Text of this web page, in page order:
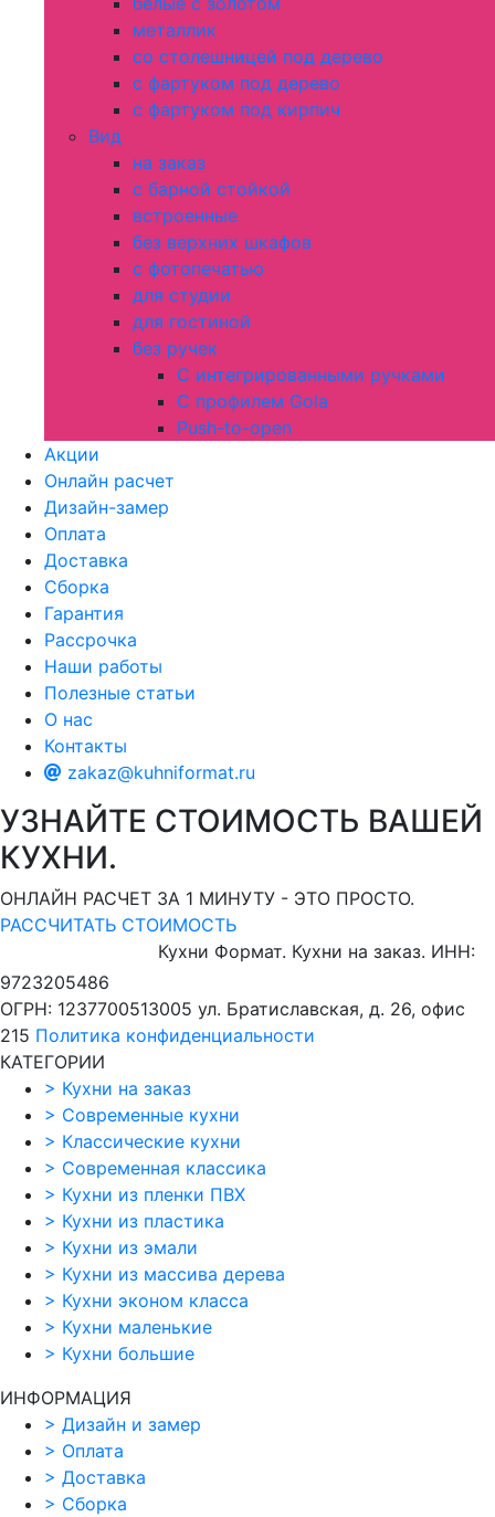
металлик
со столешницей под дерево
с фартуком под дерево
с фартуком под кирпич
Вид
на заказ
с барной стойкой
встроенные
без верхних шкафов
с фотопечатью
для студии
для гостиной
без ручек
С интегрированными ручками
С профилем Gola
Push-to-open
Акции
Онлайн расчет
Дизайн-замер
Оплата
Доставка
Сборка
Гарантия
Рассрочка
Наши работы
Полезные статьи
О нас
Контакты
zakaz@kuhniformat.ru
УЗНАЙТЕ СТОИМОСТЬ ВАШЕЙ
КУХНИ.
ОНЛАЙН РАСЧЕТ ЗА 1 МИНУТУ - ЭТО ПРОСТО.
РАССЧИТАТЬ СТОИМОСТЬ
Кухни Формат. Кухни на заказ. ИНН:
9723205486
ОГРН: 1237700513005 ул. Братиславская, д. 26, офис
215 Политика конфиденциальности
КАТЕГОРИИ
> Кухни на заказ
> Современные кухни
> Классические кухни
> Современная классика
> Кухни из пленки ПВХ
> Кухни из пластика
> Кухни из эмали
> Кухни из массива дерева
> Кухни эконом класса
> Кухни маленькие
> Кухни большие
ИНФОРМАЦИЯ
> Дизайн и замер
> Оплата
> Доставка
> Сборка